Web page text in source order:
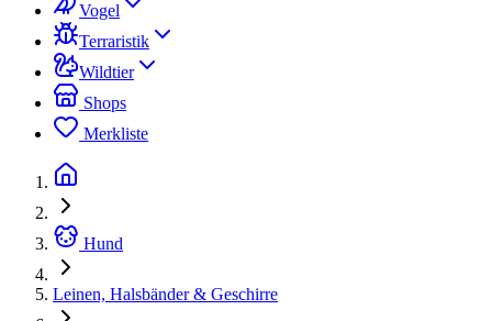
Vogel
Terraristik
Wildtier
Shops
Merkliste
Hund
Leinen, Halsbänder & Geschirre